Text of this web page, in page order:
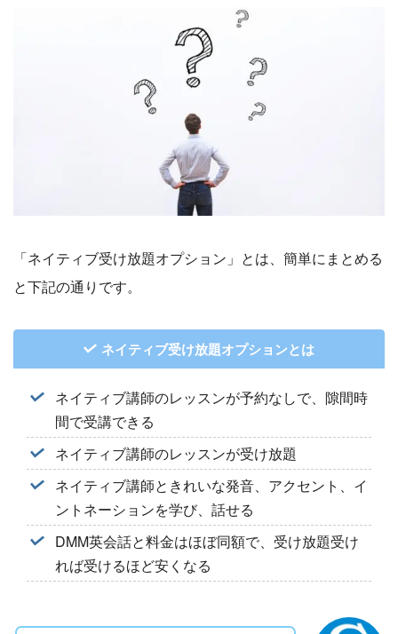
「ネイティブ受け放題オプション」とは、簡単にまとめる
と下記の通りです。
ネイティブ受け放題オプションとは
ネイティブ講師のレッスンが予約なしで、隙間時
間で受講できる
ネイティブ講師のレッスンが受け放題
ネイティブ講師ときれいな発音、アクセント、イ
ントネーションを学び、話せる
DMM英会話と料金はほぼ同額で、受け放題受け
れば受けるほど安くなる